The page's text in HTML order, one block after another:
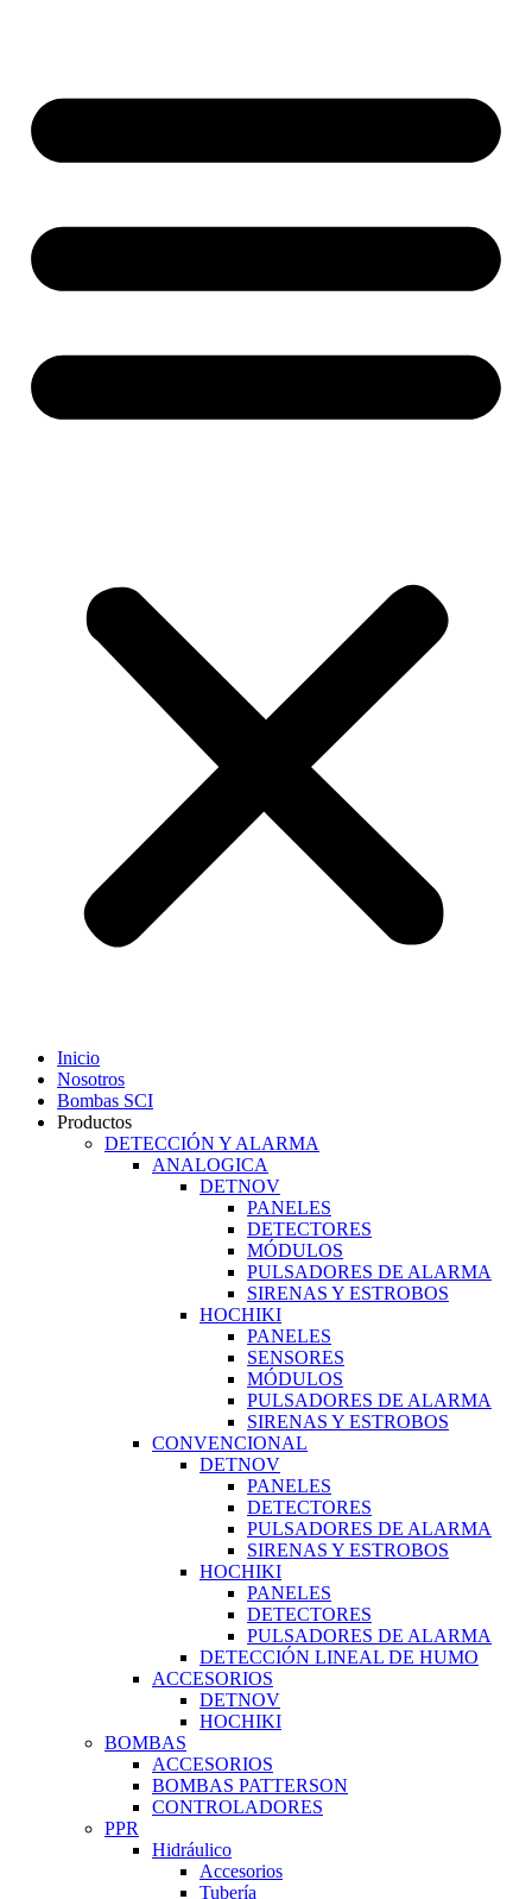
Inicio
Nosotros
Bombas SCI
Productos
DETECCIÓN Y ALARMA
ANALOGICA
DETNOV
PANELES
DETECTORES
MÓDULOS
PULSADORES DE ALARMA
SIRENAS Y ESTROBOS
HOCHIKI
PANELES
SENSORES
MÓDULOS
PULSADORES DE ALARMA
SIRENAS Y ESTROBOS
CONVENCIONAL
DETNOV
PANELES
DETECTORES
PULSADORES DE ALARMA
SIRENAS Y ESTROBOS
HOCHIKI
PANELES
DETECTORES
PULSADORES DE ALARMA
DETECCIÓN LINEAL DE HUMO
ACCESORIOS
DETNOV
HOCHIKI
BOMBAS
ACCESORIOS
BOMBAS PATTERSON
CONTROLADORES
PPR
Hidráulico
Accesorios
Tubería